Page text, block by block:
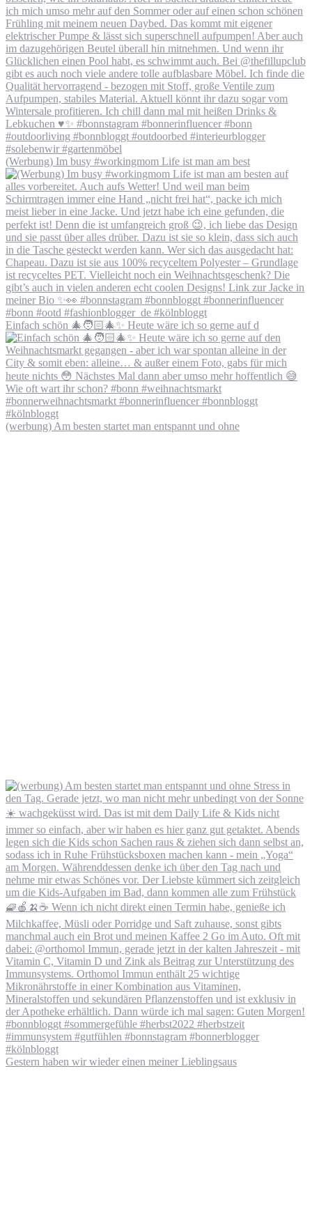
(Werbung) Im busy #workingmom Life ist man am best
Einfach schön 🎄🧑🏻‍🎄✨ Heute wäre ich so gerne auf d
(werbung) Am besten startet man entspannt und ohne
Gestern haben wir wieder einen meiner Lieblingsaus